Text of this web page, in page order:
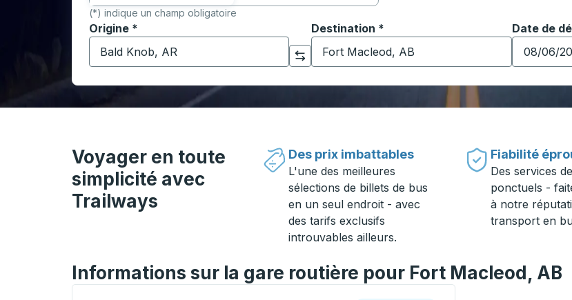
(*) indique un champ obligatoire
Origine *
Commencez à saisir la ville d'origine pour ouvrir les options de localisation, puis utilisez
Cliquez pour changer vos sélections d'origine et de destination
Destination *
Commencez à saisir la ville de destination pour
Date de
Tapez la
Voyager en toute
simplicité avec
Trailways
Des prix imbattables
L'une des meilleures
sélections de billets de bus
en un seul endroit - avec
des tarifs exclusifs
introuvables ailleurs.
Fiabilité
Des services
ponctuels -
à notre
transport en
Informations sur la gare routière pour Fort Macleod, AB